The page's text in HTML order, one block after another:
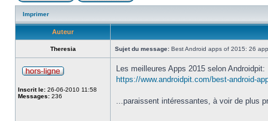
Imprimer
Auteur
Theresia Sujet du message: Best Android apps of 2015: 26
Inscrit le: 26-06-2010 11:58
Messages: 236
Les meilleures Apps 2015 selon Androidpit:
https://www.androidpit.com/best-android-
...paraissent intéressantes, à voir de plus